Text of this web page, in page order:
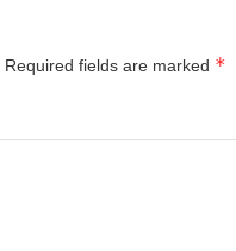
Required fields are marked *